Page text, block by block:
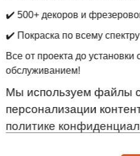
и
✔️ 500+ декоров и
✔️ Покраска по всему
Все от проекта до
обслуживанием!
Мы используем файлы
персонализации
политике